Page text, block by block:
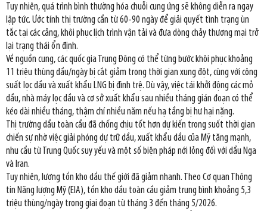
Tuy nhiên, quá trình bình thường hóa chuỗi cung ứng sẽ không diễn ra ngay
lập tức. Ước tính thị trường cần từ 60-90 ngày để giải quyết tình trạng ùn
tắc tại các cảng, khôi phục lịch trình vận tải và đưa dòng chảy thương mại trở
lại trạng thái ổn định.
Về nguồn cung, các quốc gia Trung Đông có thể từng bước khôi phục khoảng
11 triệu thùng dầu/ngày bị cắt giảm trong thời gian xung đột, cùng với công
suất lọc dầu và xuất khẩu LNG bị đình trệ. Dù vậy, việc tái khởi động các mỏ
dầu, nhà máy lọc dầu và cơ sở xuất khẩu sau nhiều tháng gián đoạn có thể
kéo dài nhiều tháng, thậm chí nhiều năm nếu hạ tầng bị hư hại nặng.
Thị trường dầu toàn cầu đã chống chịu tốt hơn dự kiến trong suốt thời gian
chiến sự nhờ việc giải phóng dự trữ dầu, xuất khẩu dầu của Mỹ tăng mạnh,
nhu cầu từ Trung Quốc suy yếu và một số biện pháp nới lỏng đối với dầu Nga
và Iran.
Tuy nhiên, lượng tồn kho dầu thế giới đã giảm nhanh. Theo Cơ quan Thông
tin Năng lượng Mỹ (EIA), tồn kho dầu toàn cầu giảm trung bình khoảng 5,3
triệu thùng/ngày trong giai đoạn từ tháng 3 đến tháng 5/2026.